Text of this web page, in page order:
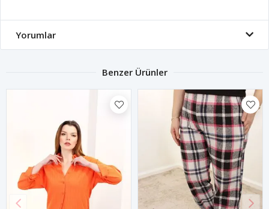
Yorumlar
Benzer Ürünler